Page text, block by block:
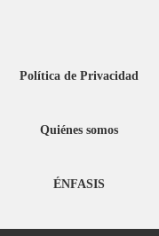
Política de Privacidad
Quiénes somos
ÉNFASIS